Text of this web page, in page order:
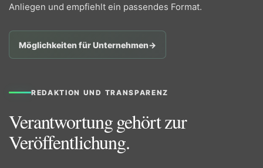
Anliegen und empfiehlt ein passendes Format.
Möglichkeiten für Unternehmen→
REDAKTION UND TRANSPARENZ
Verantwortung gehört zur
Veröffentlichung.